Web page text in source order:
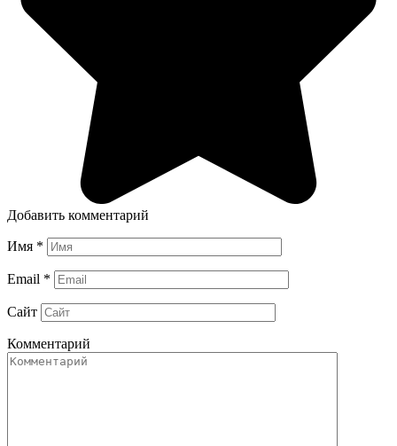
Добавить комментарий
Имя *
Email *
Сайт
Комментарий